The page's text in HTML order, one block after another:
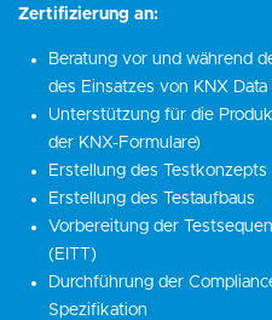
Zertifizierung an:
Beratung vor und während
des Einsatzes von KNX
Unterstützung für die
der KNX-Formulare)
Erstellung des Testkonzepts
Erstellung des Testaufbaus
Vorbereitung der
(EITT)
Durchführung der
Spezifikation